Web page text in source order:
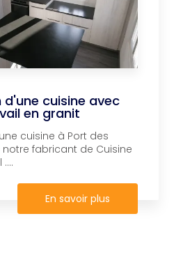
d'une cuisine avec
en granit
cuisine à Port des
fabricant de Cuisine
En savoir plus